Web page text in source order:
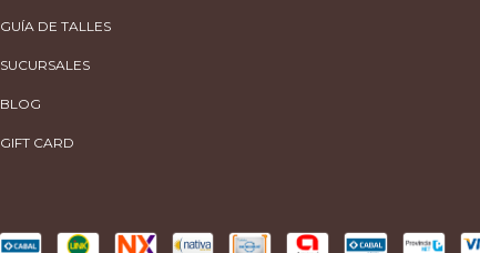
GUÍA DE TALLES
SUCURSALES
BLOG
GIFT CARD